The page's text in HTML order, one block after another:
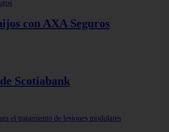
con AXA Seguros
Scotiabank